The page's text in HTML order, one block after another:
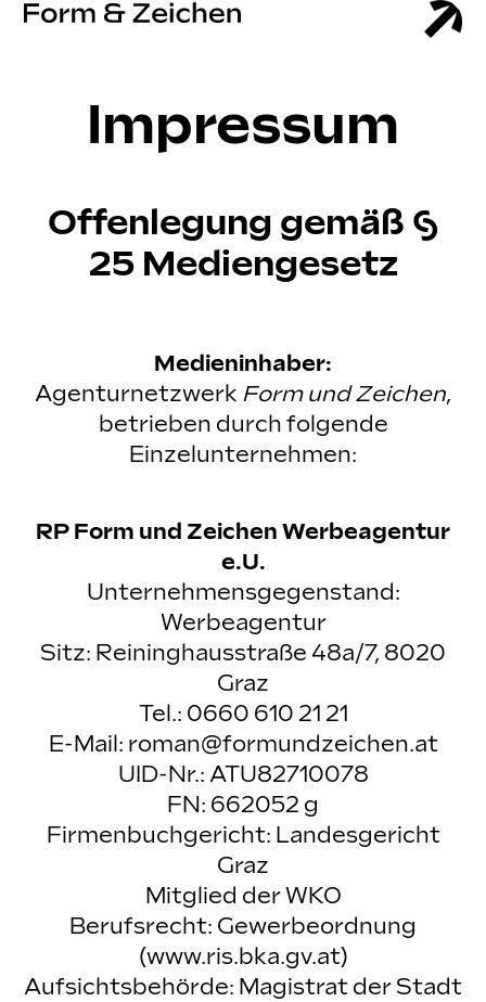
Impressum
Offenlegung gemäß §
25 Mediengesetz
Medieninhaber:
Agenturnetzwerk Form und Zeichen,
betrieben durch folgende
Einzelunternehmen:
RP Form und Zeichen Werbeagentur
e.U.
Unternehmensgegenstand:
Werbeagentur
Sitz: Reininghausstraße 48a/7, 8020
Graz
Tel.: 0660 610 21 21
E-Mail: roman@formundzeichen.at
UID-Nr.: ATU82710078
FN: 662052 g
Firmenbuchgericht: Landesgericht
Graz
Mitglied der WKO
Berufsrecht: Gewerbeordnung
(www.ris.bka.gv.at)
Aufsichtsbehörde: Magistrat der Stadt